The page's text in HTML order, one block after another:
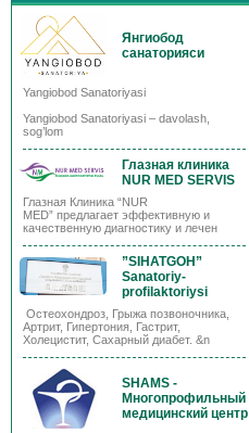
Янгиобод
санаторияси
Yangiobod Sanatoriyasi
Yangiobod Sanatoriyasi – davolash,
sog’lom
Глазная клиника
NUR MED SERVIS
Глазная Клиника “NUR
MED” предлагает эффективную и
качественную диагностику и лечен
”SIHATGOH”
Sanatoriy-
profilaktoriysi
Остеохондроз, Грыжа позвоночника,
Артрит, Гипертония, Гастрит,
Холецистит, Сахарный диабет. &n
SHAMS -
Многопрофильный
медицинский центр